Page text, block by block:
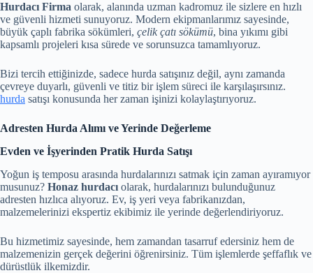
Hurdacı Firma olarak, alanında uzman kadromuz ile sizlere en hızlı
ve güvenli hizmeti sunuyoruz. Modern ekipmanlarımız sayesinde,
büyük çaplı fabrika sökümleri, çelik çatı sökümü, bina yıkımı gibi
kapsamlı projeleri kısa sürede ve sorunsuzca tamamlıyoruz.
Bizi tercih ettiğinizde, sadece hurda satışınız değil, aynı zamanda
çevreye duyarlı, güvenli ve titiz bir işlem süreci ile karşılaşırsınız.
hurda satışı konusunda her zaman işinizi kolaylaştırıyoruz.
Adresten Hurda Alımı ve Yerinde Değerleme
Evden ve İşyerinden Pratik Hurda Satışı
Yoğun iş temposu arasında hurdalarınızı satmak için zaman ayıramıyor
musunuz? Honaz hurdacı olarak, hurdalarınızı bulunduğunuz
adresten hızlıca alıyoruz. Ev, iş yeri veya fabrikanızdan,
malzemelerinizi ekspertiz ekibimiz ile yerinde değerlendiriyoruz.
Bu hizmetimiz sayesinde, hem zamandan tasarruf edersiniz hem de
malzemenizin gerçek değerini öğrenirsiniz. Tüm işlemlerde şeffaflık ve
dürüstlük ilkemizdir.